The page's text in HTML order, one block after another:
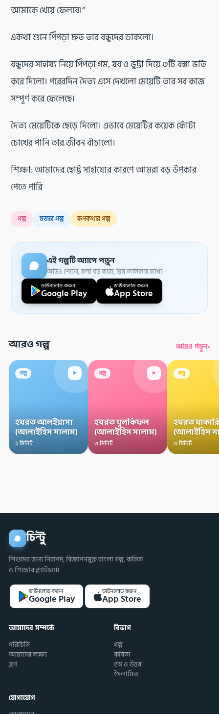
আমাকে খেয়ে ফেলবে।”
একথা শুনে পিঁপড়া দ্রুত তার বন্ধুদের ডাকলো।
বন্ধুদের সাহায্য নিয়ে পিঁপড়া গম, যব ও ভুট্টা দিয়ে ৩টি বস্তা ভর্তি
করে দিলো। পরেরদিন দৈত্য এসে দেখলো মেয়েটি তার সব কাজ
সম্পূর্ণ করে ফেলেছে।
দৈত্য মেয়েটিকে ছেড়ে দিলো। এভাবে মেয়েটির কয়েক ফোঁটা
চোখের পানি তার জীবন বাঁচালো।
শিক্ষা: আমাদের ছোট্ট সাহায্যের কারণে আমরা বড় উপকার
পেতে পারি
গল্প মজার গল্প রূপকথার গল্প
এই গল্পটি অ্যাপে পড়ুন
অডিও শোনো, ফন্ট বড় করো, প্রিয় তালিকায় রাখো।
ডাউনলোড করুন
Google Play
ডাউনলোড করুন
App Store
আরও গল্প আরও পড়ুন›
গল্প ▸
হযরত আলইয়াসা
(আলাইহিস সালাম)
২ মিনিট
গল্প ▸
হযরত যুলকিফল
(আলাইহিস সালাম)
৩ মিনিট
গল্প
হযরত
(আলাইহিস
৩ মিনিট
চিন্টু
শিশুদের জন্য নিরাপদ, বিজ্ঞাপনমুক্ত বাংলা গল্প, কবিতা
ও শিক্ষার প্ল্যাটফর্ম।
ডাউনলোড করুন
Google Play
ডাউনলোড করুন
App Store
আমাদের সম্পর্কে
পরিচিতি
আমাদের লক্ষ্য
ব্লগ
বিভাগ
গল্প
কবিতা
প্রশ্ন ও উত্তর
ইসলামিক
যোগাযোগ